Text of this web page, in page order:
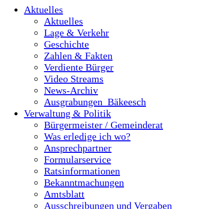
Aktuelles
Aktuelles
Lage & Verkehr
Geschichte
Zahlen & Fakten
Verdiente Bürger
Video Streams
News-Archiv
Ausgrabungen_Bäkeesch
Verwaltung & Politik
Bürgermeister / Gemeinderat
Was erledige ich wo?
Ansprechpartner
Formularservice
Ratsinformationen
Bekanntmachungen
Amtsblatt
Ausschreibungen und Vergaben